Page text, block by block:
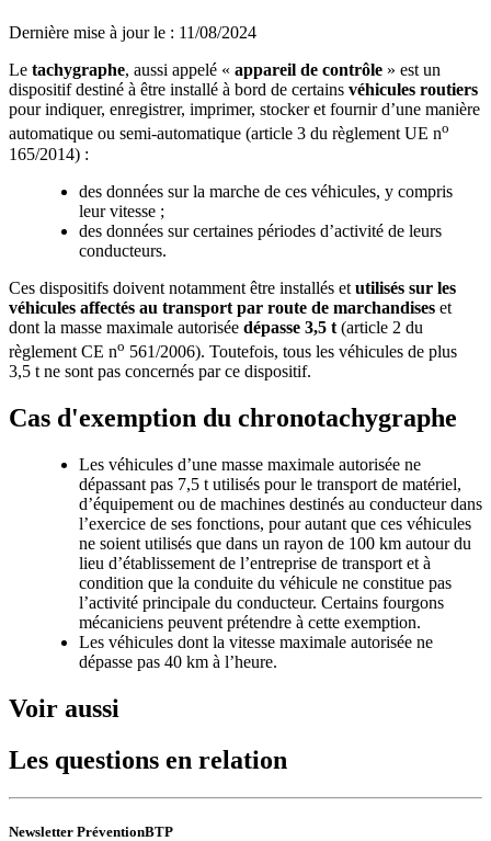
Dernière mise à jour le : 11/08/2024
Le tachygraphe, aussi appelé « appareil de contrôle » est un
dispositif destiné à être installé à bord de certains véhicules routiers
pour indiquer, enregistrer, imprimer, stocker et fournir d’une manière
automatique ou semi-automatique (article 3 du règlement UE no
165/2014) :
des données sur la marche de ces véhicules, y compris
leur vitesse ;
des données sur certaines périodes d’activité de leurs
conducteurs.
Ces dispositifs doivent notamment être installés et utilisés sur les
véhicules affectés au transport par route de marchandises et
dont la masse maximale autorisée dépasse 3,5 t (article 2 du
règlement CE no 561/2006). Toutefois, tous les véhicules de plus
3,5 t ne sont pas concernés par ce dispositif.
Cas d'exemption du chronotachygraphe
Les véhicules d’une masse maximale autorisée ne
dépassant pas 7,5 t utilisés pour le transport de matériel,
d’équipement ou de machines destinés au conducteur dans
l’exercice de ses fonctions, pour autant que ces véhicules
ne soient utilisés que dans un rayon de 100 km autour du
lieu d’établissement de l’entreprise de transport et à
condition que la conduite du véhicule ne constitue pas
l’activité principale du conducteur. Certains fourgons
mécaniciens peuvent prétendre à cette exemption.
Les véhicules dont la vitesse maximale autorisée ne
dépasse pas 40 km à l’heure.
Voir aussi
Les questions en relation
Newsletter PréventionBTP